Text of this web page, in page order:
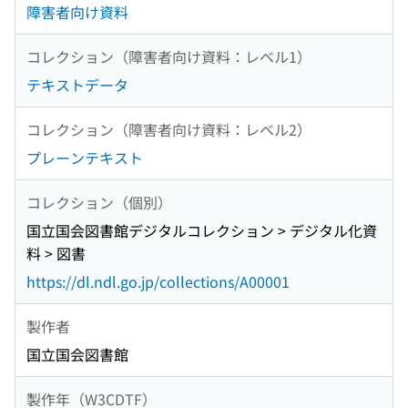
障害者向け資料
コレクション（障害者向け資料：レベル1）
テキストデータ
コレクション（障害者向け資料：レベル2）
プレーンテキスト
コレクション（個別）
国立国会図書館デジタルコレクション > デジタル化資
料 > 図書
https://dl.ndl.go.jp/collections/A00001
製作者
国立国会図書館
製作年（W3CDTF）